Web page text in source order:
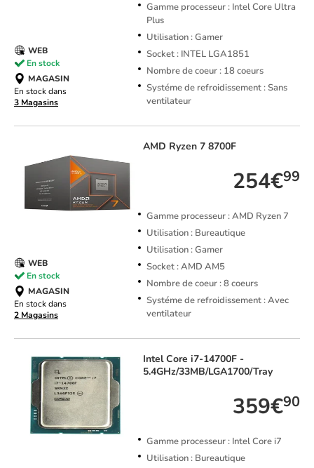
Gamme processeur : Intel Core Ultra
Plus
Utilisation : Gamer
Socket : INTEL LGA1851
Nombre de coeur : 18 coeurs
Systéme de refroidissement : Sans
ventilateur
WEB
En stock
MAGASIN
En stock dans
3 Magasins
AMD Ryzen 7 8700F
254€99
Gamme processeur : AMD Ryzen 7
Utilisation : Bureautique
Utilisation : Gamer
Socket : AMD AM5
Nombre de coeur : 8 coeurs
Systéme de refroidissement : Avec
ventilateur
WEB
En stock
MAGASIN
En stock dans
2 Magasins
IntelCore i7-14700F -
5.4GHz/33MB/LGA1700/Tray
359€90
Gamme processeur : Intel Core i7
Utilisation : Bureautique